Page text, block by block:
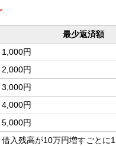
最少返済額
1,000円
2,000円
3,000円
4,000円
5,000円
借入残高が10万円増すごとに